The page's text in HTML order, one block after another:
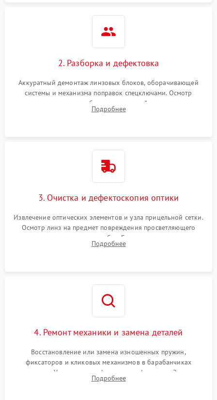
2. Разборка и дефектовка
Аккуратный демонтаж линзовых блоков, оборачивающей
системы и механизма поправок спецключами. Осмотр
внутренних резьбовых соединений, пружин и
уплотнительных колец. Поиск причин люфта, смещения
Подробнее
3. Очистка и дефектоскопия оптики
Извлечение оптических элементов и узла прицельной сетки.
Осмотр линз на предмет повреждения просветляющего
покрытия или появления грибка. Бережная очистка стекол
спецрастворами. Проверка целостности гравированной
Подробнее
4. Ремонт механики и замена деталей
Восстановление или замена изношенных пружин,
фиксаторов и кликовых механизмов в барабанчиках
поправок. Устранение люфтов в трансфокаторе. Замена
поврежденных линз, разбитой сетки или восстановление
Подробнее